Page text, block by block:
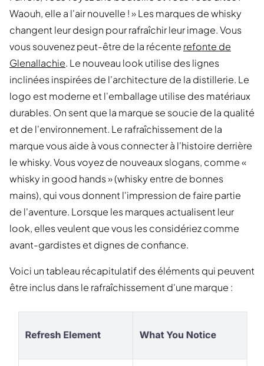
Waouh, elle a l'air nouvelle ! » Les marques de whisky
changent leur design pour rafraîchir leur image. Vous
vous souvenez peut-être de la récente refonte de
Glenallachie. Le nouveau look utilise des lignes
inclinées inspirées de l'architecture de la distillerie. Le
logo est moderne et l'emballage utilise des matériaux
durables. On sent que la marque se soucie de la qualité
et de l'environnement. Le rafraîchissement de la
marque vous aide à vous connecter à l'histoire derrière
le whisky. Vous voyez de nouveaux slogans, comme «
whisky in good hands » (whisky entre de bonnes
mains), qui vous donnent l'impression de faire partie
de l'aventure. Lorsque les marques actualisent leur
look, elles veulent que vous les considériez comme
avant-gardistes et dignes de confiance.
Voici un tableau récapitulatif des éléments qui peuvent
être inclus dans le rafraîchissement d'une marque :